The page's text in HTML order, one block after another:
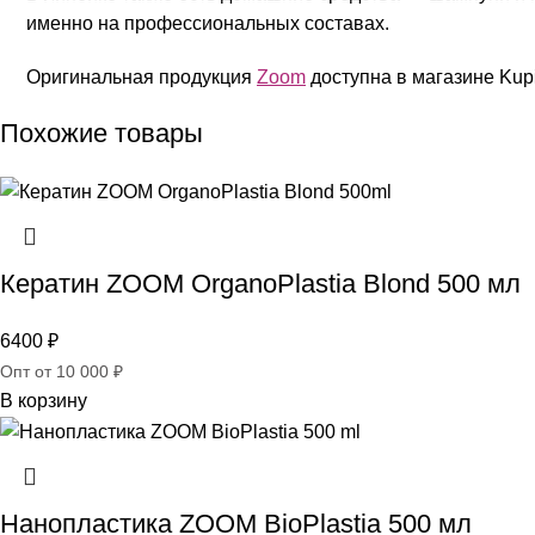
именно на профессиональных составах.
Оригинальная продукция Zoom доступна в магазине
Похожие товары
Кератин ZOOM OrganoPlastia Blond 500 мл
6400 ₽
Опт от 10 000 ₽
В корзину
Нанопластика ZOOM BioPlastia 500 мл